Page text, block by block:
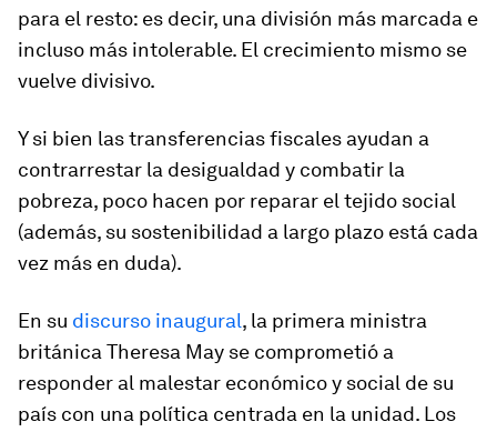
para el resto: es decir, una división más marcada e
incluso más intolerable. El crecimiento mismo se
vuelve divisivo.
Y si bien las transferencias fiscales ayudan a
contrarrestar la desigualdad y combatir la
pobreza, poco hacen por reparar el tejido social
(además, su sostenibilidad a largo plazo está cada
vez más en duda).
En su discurso inaugural, la primera ministra
británica Theresa May se comprometió a
responder al malestar económico y social de su
país con una política centrada en la unidad. Los